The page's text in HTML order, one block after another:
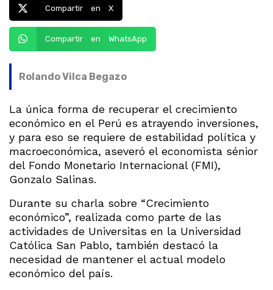
Compartir en X
Compartir en WhatsApp
Rolando Vilca Begazo
La única forma de recuperar el crecimiento
económico en el Perú es atrayendo inversiones,
y para eso se requiere de estabilidad política y
macroeconómica, aseveró el economista sénior
del Fondo Monetario Internacional (FMI),
Gonzalo Salinas.
Durante su charla sobre “Crecimiento
económico”, realizada como parte de las
actividades de Universitas en la Universidad
Católica San Pablo, también destacó la
necesidad de mantener el actual modelo
económico del país.